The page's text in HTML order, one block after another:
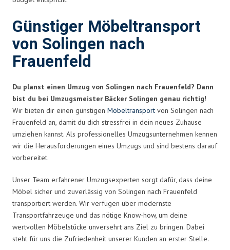
Günstiger Möbeltransport
von Solingen nach
Frauenfeld
Du planst einen Umzug von Solingen nach Frauenfeld? Dann
bist du bei Umzugsmeister Bäcker Solingen genau richtig!
Wir bieten dir einen günstigen Möbeltransport von Solingen nach
Frauenfeld an, damit du dich stressfrei in dein neues Zuhause
umziehen kannst. Als professionelles Umzugsunternehmen kennen
wir die Herausforderungen eines Umzugs und sind bestens darauf
vorbereitet.
Unser Team erfahrener Umzugsexperten sorgt dafür, dass deine
Möbel sicher und zuverlässig von Solingen nach Frauenfeld
transportiert werden. Wir verfügen über modernste
Transportfahrzeuge und das nötige Know-how, um deine
wertvollen Möbelstücke unversehrt ans Ziel zu bringen. Dabei
steht für uns die Zufriedenheit unserer Kunden an erster Stelle.